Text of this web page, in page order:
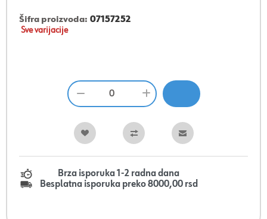
Šifra proizvoda: 07157252
Sve varijacije
Brza isporuka 1-2 radna dana
Besplatna isporuka preko 8000,00 rsd